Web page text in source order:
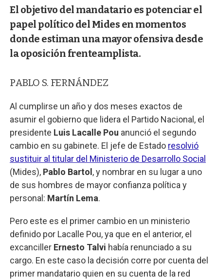
El objetivo del mandatario es potenciar el
papel político del Mides en momentos
donde estiman una mayor ofensiva desde
la oposición frenteamplista.
PABLO S. FERNÁNDEZ
Al cumplirse un año y dos meses exactos de
asumir el gobierno que lidera el Partido Nacional, el
presidente Luis Lacalle Pou anunció el segundo
cambio en su gabinete. El jefe de Estado resolvió
sustituir al titular del Ministerio de Desarrollo Social
(Mides), Pablo Bartol , y nombrar en su lugar a uno
de sus hombres de mayor confianza política y
personal: Martín Lema.
Pero este es el primer cambio en un ministerio
definido por Lacalle Pou, ya que en el anterior, el
excanciller Ernesto Talvi había renunciado a su
cargo. En este caso la decisión corre por cuenta del
primer mandatario quien en su cuenta de la red